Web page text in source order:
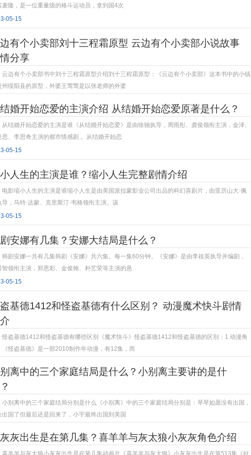
麦隆，是一位重量级的格斗运动员，拿到国4次
05-15
有个小卖部刘十三程霜原型 云边有个小卖部小说故事
分享
云边有个小卖部书中刘十三程霜原型介绍刘十三程霜原型：《云边有个小卖部》这本书中的小镇
州绥阳县的原型，外婆王莺莺是以张老师的外婆
婚开始恋爱的主演介绍 从结婚开始恋爱原著是什么？
从结婚开始恋爱的主演是谁《从结婚开始恋爱》是由徐驰执导，周雨彤、龚俊领衔主演，金泽、
思、李思奇主演的都市情感剧 。从结婚开始恋
05-15
人生的主演是谁？缩小人生完整剧情介绍
电影缩小人生的主演是谁缩小人生是由美国派拉蒙影业公司出品的科幻喜剧片，由亚历山大·佩
导，马特·达蒙、克里斯汀·韦格领衔主演。该
05-15
安娜有几集？安娜大结局是什么？
韩剧安娜一共有几集韩剧《安娜》共六集。每一集60分钟。《安娜》是由李祖英执导并编剧，
智领衔主演，郑恩彩、金俊翰、朴艺荣等主演的悬
05-15
基德1412和怪盗基德有什么区别？ 动漫魔术快斗剧情
怪盗基德1412和怪盗基德有哪些区别《魔术快斗》怪盗基德1412和怪盗基德的区别：1 动漫角
《怪盗基德》是一部2010制作年动漫，有12集，而
离中的三个家庭结局是什么？小别离主要讲的是什
小别离中的三个家庭结局分别是什么《小别离》中的三个家庭结局分别是：琴琴如愿没有出国，
出国了但最后还是回来了，小宇最终出国到美国
灰出生是在第几集？喜羊羊与灰太狼小灰灰角色介绍
喜羊羊与灰太狼小灰灰出生是在第几集动画片《喜羊羊与灰太狼》小灰灰出生是在第513集《好